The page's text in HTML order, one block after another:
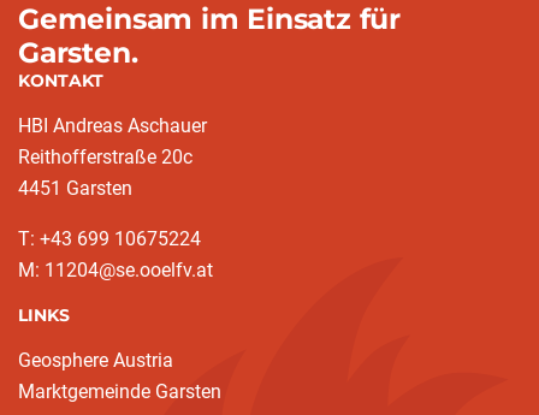
Gemeinsam im Einsatz für
Garsten.
KONTAKT
HBI Andreas Aschauer
Reithofferstraße 20c
4451 Garsten
T: ‭+43 699 10675224‬
M: 11204@se.ooelfv.at
LINKS
Geosphere Austria
Marktgemeinde Garsten